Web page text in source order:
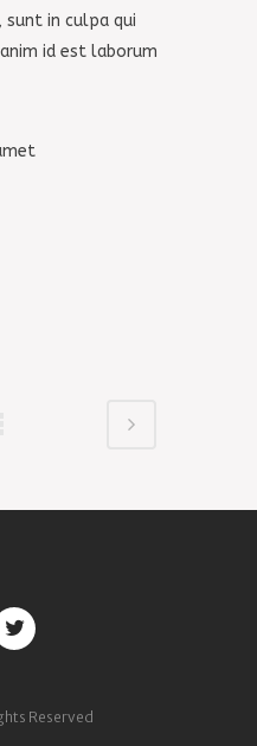
in culpa qui
id est laborum
Reserved